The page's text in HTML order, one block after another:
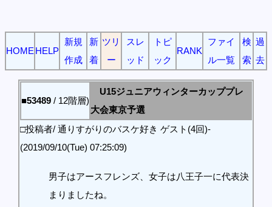
HOME HELP
新規
作成
新
着
ツリ
ー
スレ
ッド
トピ
ック
RANK
ファイ
ル一覧
検
索
過
去
■53489 / 12階層)
U15ジュニアウィンターカッププレ
大会東京予選
□投稿者/ 通りすがりのバスケ好き ゲスト(4回)-
(2019/09/10(Tue) 07:25:09)
男子はアースフレンズ、女子は八王子一に代表決
まりましたね。